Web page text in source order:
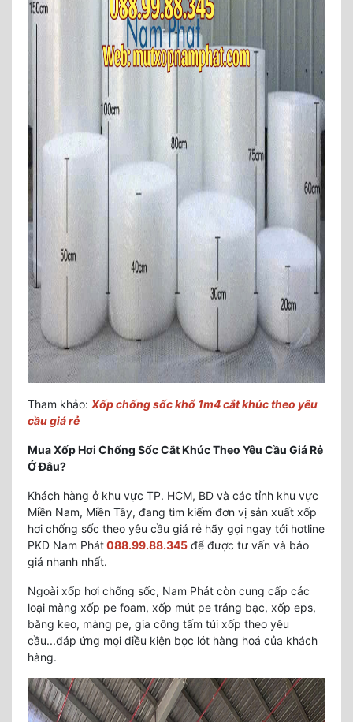
Tham khảo: Xốp chống sốc khổ 1m4 cắt khúc theo yêu
cầu giá rẻ
Mua Xốp Hơi Chống Sốc Cắt Khúc Theo Yêu Cầu Giá Rẻ
Ở Đâu?
Khách hàng ở khu vực TP. HCM, BD và các tỉnh khu vực
Miền Nam, Miền Tây, đang tìm kiếm đơn vị sản xuất xốp
hơi chống sốc theo yêu cầu giá rẻ hãy gọi ngay tới hotline
PKD Nam Phát088.99.88.345 để được tư vấn và báo
giá nhanh nhất.
Ngoài xốp hơi chống sốc, Nam Phát còn cung cấp các
loại màng xốp pe foam, xốp mút pe tráng bạc, xốp eps,
băng keo, màng pe, gia công tấm túi xốp theo yêu
cầu...đáp ứng mọi điều kiện bọc lót hàng hoá của khách
hàng.